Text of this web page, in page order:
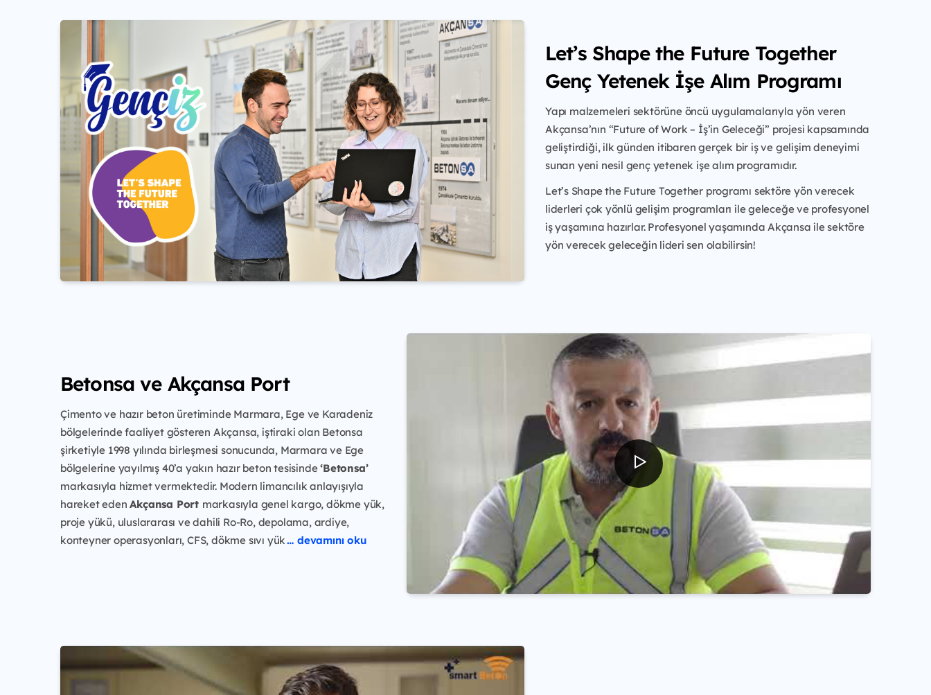
Let’s Shape the Future Together
Genç Yetenek İşe Alım Programı
Yapı malzemeleri sektörüne öncü uygulamalarıyla yön veren
Akçansa’nın “Future of Work – İş’in Geleceği” projesi kapsamında
geliştirdiği, ilk günden itibaren gerçek bir iş ve gelişim deneyimi
sunan yeni nesil genç yetenek işe alım programıdır.
Let’s Shape the Future Together programı sektöre yön verecek
liderleri çok yönlü gelişim programları ile geleceğe ve profesyonel
iş yaşamına hazırlar. Profesyonel yaşamında Akçansa ile sektöre
yön verecek geleceğin lideri sen olabilirsin!
Betonsa ve Akçansa Port
Çimento ve hazır beton üretiminde Marmara, Ege ve Karadeniz
bölgelerinde faaliyet gösteren Akçansa, iştiraki olan Betonsa
şirketiyle 1998 yılında birleşmesi sonucunda, Marmara ve Ege
bölgelerine yayılmış 40’a yakın hazır beton tesisinde‘Betonsa’
markasıyla hizmet vermektedir. Modern limancılık anlayışıyla
hareket edenAkçansa Port markasıyla genel kargo, dökme yük,
proje yükü, uluslararası ve dahili Ro-Ro, depolama, ardiye,
konteyner operasyonları, CFS, dökme sıvı yük… devamını oku